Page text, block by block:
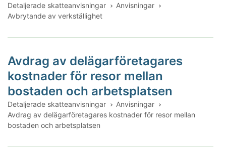
Detaljerade skatteanvisningar
Anvisningar
Avbrytande av verkställighet
Avdrag av delägarföretagares
kostnader för resor mellan
bostaden och arbetsplatsen
Detaljerade skatteanvisningar
Anvisningar
Avdrag av delägarföretagares kostnader för resor mellan
bostaden och arbetsplatsen